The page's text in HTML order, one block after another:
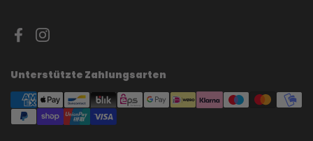
FacebookInstagram
Unterstützte Zahlungsarten